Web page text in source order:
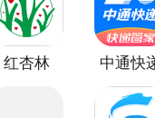
需要的好用方便的
载体验便捷的生活服
红杏林
中通快
官方客户
端